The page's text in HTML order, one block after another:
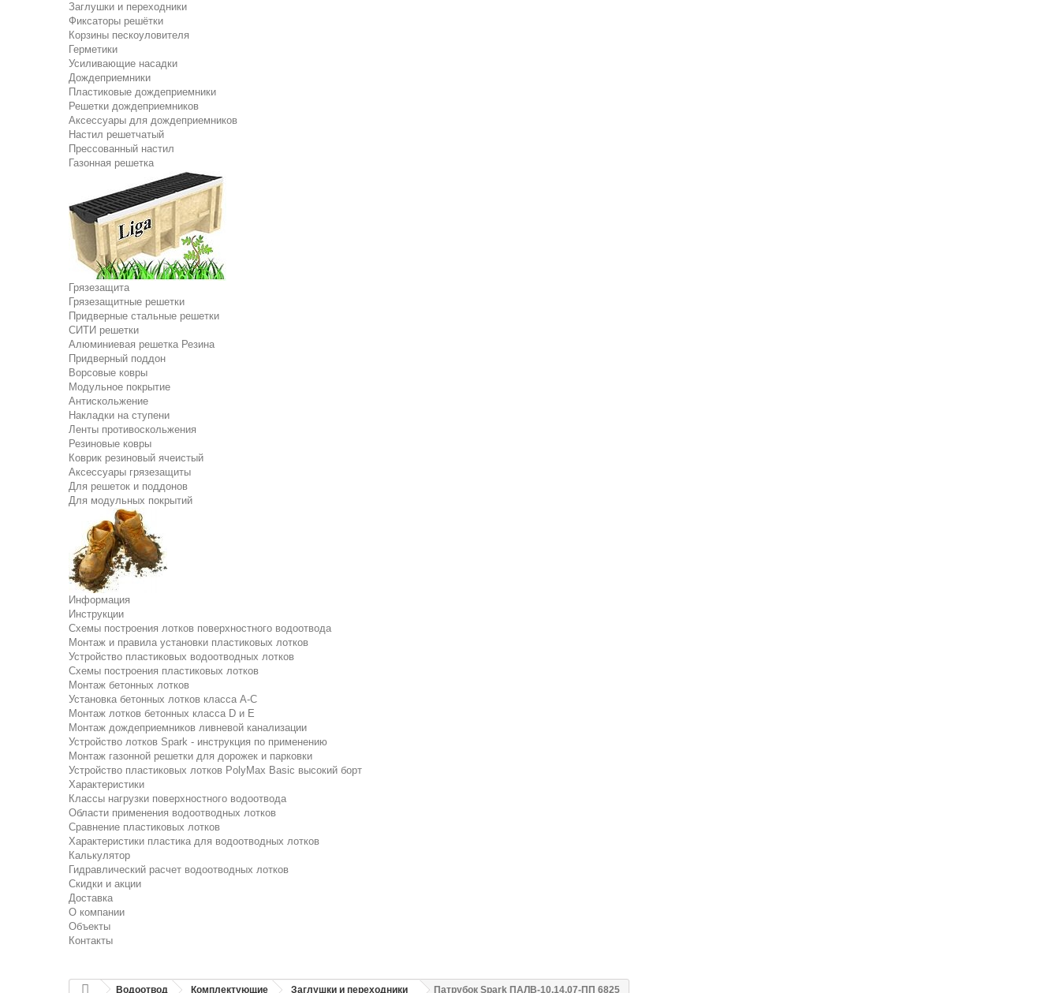
Заглушки и переходники
Фиксаторы решётки
Корзины пескоуловителя
Герметики
Усиливающие насадки
Дождеприемники
Пластиковые дождеприемники
Решетки дождеприемников
Аксессуары для дождеприемников
Настил решетчатый
Прессованный настил
Газонная решетка
Грязезащита
Грязезащитные решетки
Придверные стальные решетки
СИТИ решетки
Алюминиевая решетка Резина
Придверный поддон
Ворсовые ковры
Модульное покрытие
Антискольжение
Накладки на ступени
Ленты противоскольжения
Резиновые ковры
Коврик резиновый ячеистый
Аксессуары грязезащиты
Для решеток и поддонов
Для модульных покрытий
Информация
Инструкции
Схемы построения лотков поверхностного водоотвода
Монтаж и правила установки пластиковых лотков
Устройство пластиковых водоотводных лотков
Схемы построения пластиковых лотков
Монтаж бетонных лотков
Установка бетонных лотков класса A-C
Монтаж лотков бетонных класса D и E
Монтаж дождеприемников ливневой канализации
Устройство лотков Spark - инструкция по применению
Монтаж газонной решетки для дорожек и парковки
Устройство пластиковых лотков PolyMax Basic высокий борт
Характеристики
Классы нагрузки поверхностного водоотвода
Области применения водоотводных лотков
Сравнение пластиковых лотков
Характеристики пластика для водоотводных лотков
Калькулятор
Гидравлический расчет водоотводных лотков
Скидки и акции
Доставка
О компании
Объекты
Контакты
Водоотвод Комплектующие Заглушки и переходники Патрубок Spark ПАЛВ-10.14.07-ПП 6825